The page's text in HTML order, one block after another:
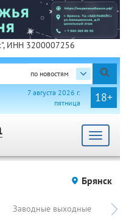
ИНН 3200007256
по новостям
18+
7 августа 2026 г.
пятница
Toggle
Брянск
Заводные выходные